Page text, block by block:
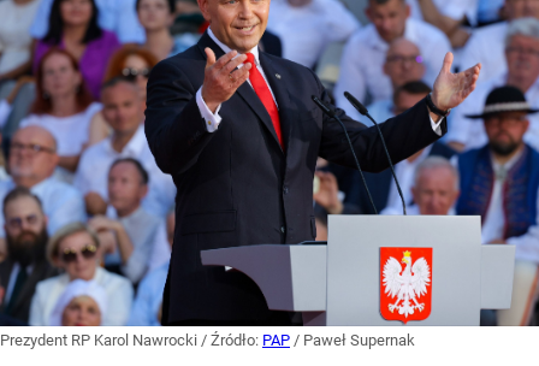
Prezydent RP Karol Nawrocki / Źródło: PAP / Paweł Supernak